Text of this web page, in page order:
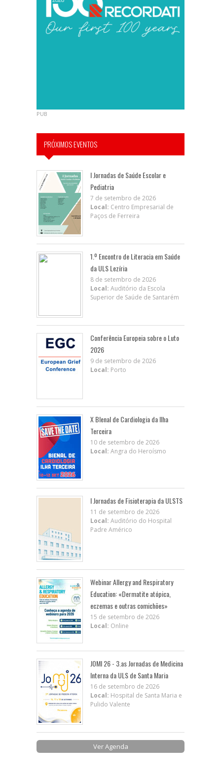
PUB
PRÓXIMOS EVENTOS
I Jornadas de Saúde Escolar e
Pediatria
7 de setembro de 2026
Local: Centro Empresarial de
Paços de Ferreira
1.º Encontro de Literacia em Saúde
da ULS Lezíria
8 de setembro de 2026
Local: Auditório da Escola
Superior de Saúde de Santarém
Conferência Europeia sobre o Luto
2026
9 de setembro de 2026
Local: Porto
X BIenal de Cardiologia da Ilha
Terceira
10 de setembro de 2026
Local: Angra do Heroísmo
I Jornadas de Fisioterapia da ULSTS
11 de setembro de 2026
Local: Auditório do Hospital
Padre Américo
Webinar Allergy and Respiratory
Education: «Dermatite atópica,
eczemas e outras comichões»
15 de setembro de 2026
Local: Online
JOMI 26 - 3.as Jornadas de Medicina
Interna da ULS de Santa Maria
16 de setembro de 2026
Local: Hospital de Santa Maria e
Pulido Valente
Ver Agenda